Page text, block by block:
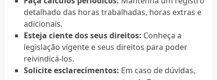
detalhado das horas trabalhadas, horas extras e
adicionais.
Esteja ciente dos seus direitos: Conheça a
legislação vigente e seus direitos para poder
reivindicá-los.
Solicite esclarecimentos: Em caso de dúvidas,